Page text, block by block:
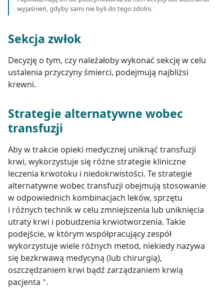
wyjaśnień, gdyby sami nie byli do tego zdolni.
Sekcja zwłok
Decyzję o tym, czy należałoby wykonać sekcję w celu
ustalenia przyczyny śmierci, podejmują najbliżsi
krewni.
Strategie alternatywne wobec
transfuzji
Aby w trakcie opieki medycznej uniknąć transfuzji
krwi, wykorzystuje się różne strategie kliniczne
leczenia krwotoku i niedokrwistości. Te strategie
alternatywne wobec transfuzji obejmują stosowanie
w odpowiednich kombinacjach leków, sprzętu
i różnych technik w celu zmniejszenia lub uniknięcia
utraty krwi i pobudzenia krwiotworzenia. Takie
podejście, w którym współpracujący zespół
wykorzystuje wiele różnych metod, niekiedy nazywa
się bezkrwawą medycyną (lub chirurgią),
oszczędzaniem krwi bądź zarządzaniem krwią
pacjenta a.